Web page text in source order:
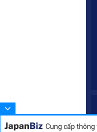
Cung cấp thông